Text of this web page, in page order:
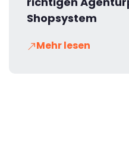
Shopsystem
Mehr lesen